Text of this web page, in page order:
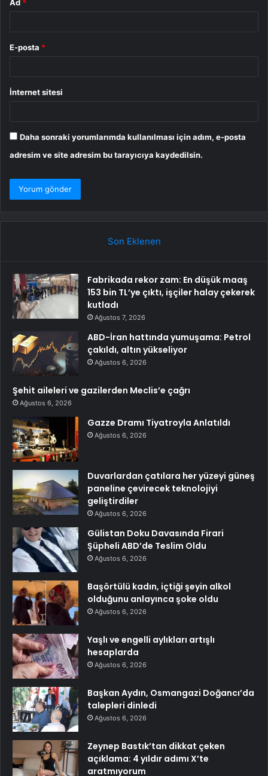
Ad *
E-posta *
İnternet sitesi
Daha sonraki yorumlarımda kullanılması için adım, e-posta
adresim ve site adresim bu tarayıcıya kaydedilsin.
Son Eklenen
Fabrikada rekor zam: En düşük maaş
153 bin TL’ye çıktı, işçiler halay çekerek
kutladı
Ağustos 7, 2026
ABD-İran hattında yumuşama: Petrol
çakıldı, altın yükseliyor
Ağustos 6, 2026
Şehit aileleri ve gazilerden Meclis’e çağrı
Ağustos 6, 2026
Gazze Dramı Tiyatroyla Anlatıldı
Ağustos 6, 2026
Duvarlardan çatılara her yüzeyi güneş
paneline çevirecek teknolojiyi
geliştirdiler
Ağustos 6, 2026
Gülistan Doku Davasında Firari
Şüpheli ABD’de Teslim Oldu
Ağustos 6, 2026
Başörtülü kadın, içtiği şeyin alkol
olduğunu anlayınca şoke oldu
Ağustos 6, 2026
Yaşlı ve engelli aylıkları artışlı
hesaplarda
Ağustos 6, 2026
Başkan Aydın, Osmangazi Doğancı’da
talepleri dinledi
Ağustos 6, 2026
Zeynep Bastık’tan dikkat çeken
açıklama: 4 yıldır adımı X’te
aratmıyorum